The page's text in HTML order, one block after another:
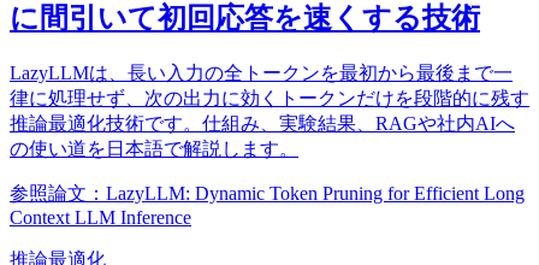
に間引いて初回応答を速くする技術
LazyLLMは、長い入力の全トークンを最初から最後まで一
律に処理せず、次の出力に効くトークンだけを段階的に残す
推論最適化技術です。仕組み、実験結果、RAGや社内AIへ
の使い道を日本語で解説します。
参照論文：LazyLLM: Dynamic Token Pruning for Efficient Long
Context LLM Inference
推論最適化